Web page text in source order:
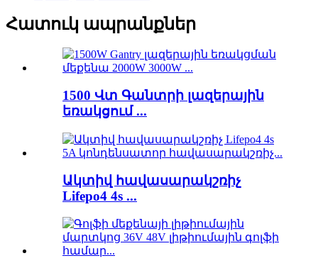
Հատուկ ապրանքներ
1500 Վտ Գանտրի լազերային
եռակցում ...
Ակտիվ հավասարակշռիչ
Lifepo4 4s ...